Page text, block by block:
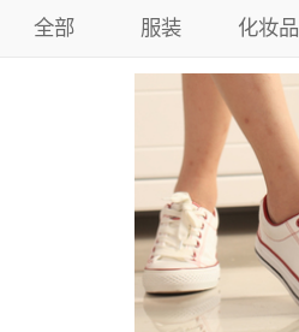
全部 服装 化妆品